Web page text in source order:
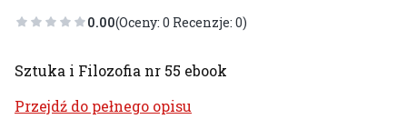
0.00(Oceny: 0 Recenzje: 0)
Sztuka i Filozofia nr 55 ebook
Przejdź do pełnego opisu